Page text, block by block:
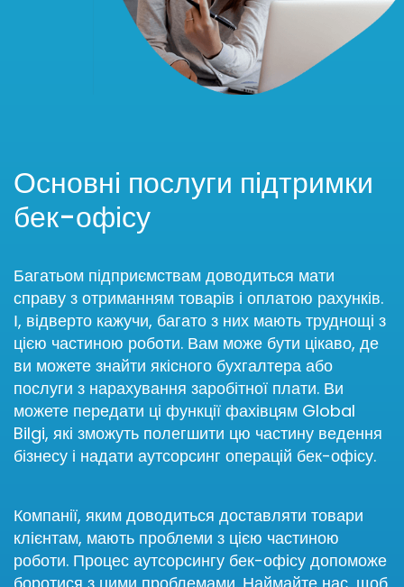
Основні послуги підтримки
бек-офісу
Багатьом підприємствам доводиться мати
справу з отриманням товарів і оплатою рахунків.
І, відверто кажучи, багато з них мають труднощі з
цією частиною роботи. Вам може бути цікаво, де
ви можете знайти якісного бухгалтера або
послуги з нарахування заробітної плати. Ви
можете передати ці функції фахівцям Global
Bilgi, які зможуть полегшити цю частину ведення
бізнесу і надати аутсорсинг операцій бек-офісу.
Компанії, яким доводиться доставляти товари
клієнтам, мають проблеми з цією частиною
роботи. Процес аутсорсингу бек-офісу допоможе